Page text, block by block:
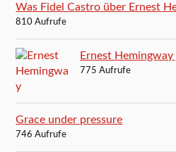
Was Fidel Castro über Ernest
810 Aufrufe
Ernest
775 Aufrufe
Grace under pressure
746 Aufrufe